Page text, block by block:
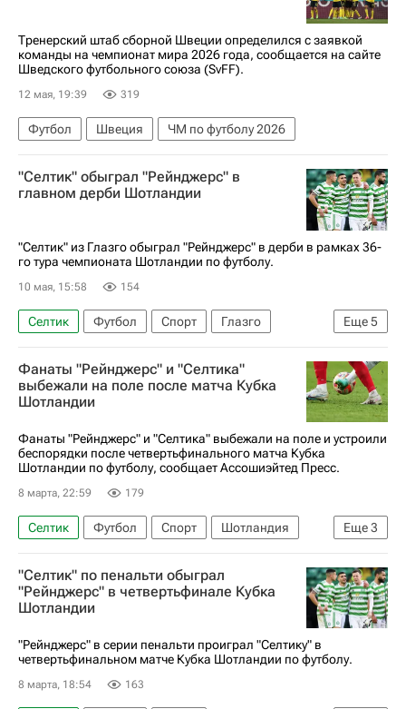
Тренерский штаб сборной Швеции определился с заявкой
команды на чемпионат мира 2026 года, сообщается на сайте
Шведского футбольного союза (SvFF).
12 мая, 19:39 319
Футбол Швеция ЧМ по футболу 2026
"Селтик" обыграл "Рейнджерс" в
главном дерби Шотландии
"Селтик" из Глазго обыграл "Рейнджерс" в дерби в рамках 36-
го тура чемпионата Шотландии по футболу.
10 мая, 15:58 154
Еще5
Селтик Футбол Спорт
Глазго
Шотландия
АПЛ 2026-2027 (Чемпионат Англии по футболу)
Рейнджерс
Шотландская премьер-лига
Фанаты "Рейнджерс" и "Селтика"
выбежали на поле после матча Кубка
Шотландии
Фанаты "Рейнджерс" и "Селтика" выбежали на поле и устроили
беспорядки после четвертьфинального матча Кубка
Шотландии по футболу, сообщает Ассошиэйтед Пресс.
8 марта, 22:59 179
Еще3
Селтик Футбол Спорт
Шотландия
Глазго
Мартин О'Нил Рейнджерс
"Селтик" по пенальти обыграл
"Рейнджерс" в четвертьфинале Кубка
Шотландии
"Рейнджерс" в серии пенальти проиграл "Селтику" в
четвертьфинальном матче Кубка Шотландии по футболу.
8 марта, 18:54 163